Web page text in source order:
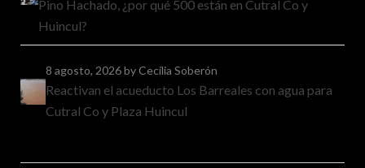
Pino Hachado, ¿por qué 500 están en Cutral Co y
Huincul?
8 agosto, 2026by Cecilia Soberón
Reactivan el acueducto Los Barreales con agua para
Cutral Co y Plaza Huincul